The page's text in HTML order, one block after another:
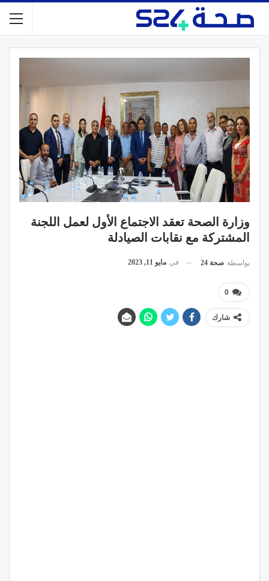
وزارة الصحة تعقد الاجتماع الأول لعمل اللجنة
المشتركة مع نقابات الصيادلة
بواسطة صحة 24 في مايو 11, 2023
0
شارك